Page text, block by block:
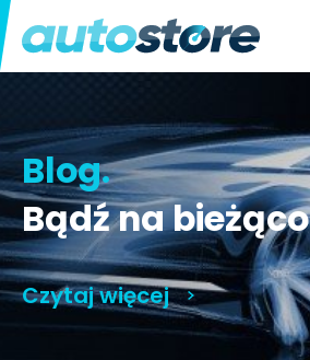
Blog.
Bądź na bieżąco
Czytaj więcej